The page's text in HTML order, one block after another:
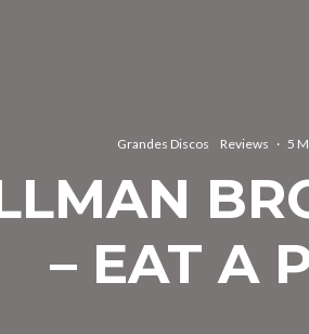
Grandes Discos Reviews · 5
– EAT A